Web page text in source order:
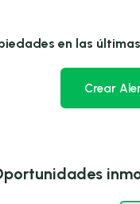
en las
Crear